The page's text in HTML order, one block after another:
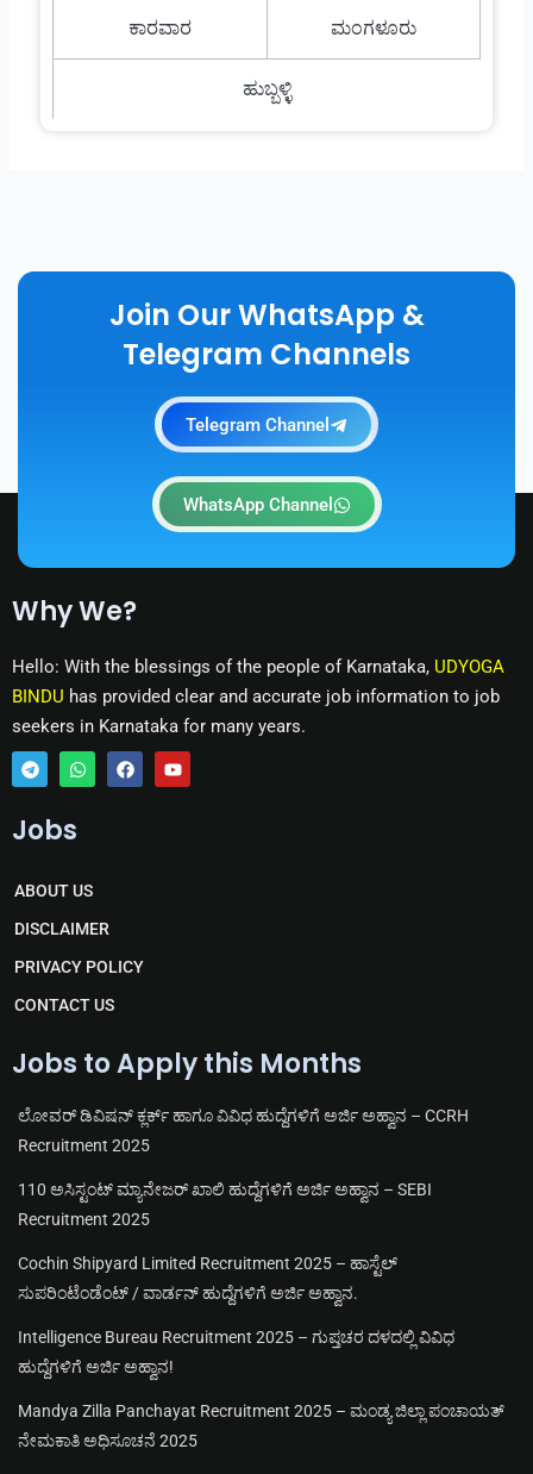
ಕಾರವಾರ ಮಂಗಳೂರು
ಹುಬ್ಬಳ್ಳಿ
Join Our WhatsApp &
Telegram Channels
Telegram Channel
WhatsApp Channel
Why We?
Hello: With the blessings of the people of Karnataka, UDYOGA
BINDU has provided clear and accurate job information to job
seekers in Karnataka for many years.
T
l
r
a
m
W
a
a
p
p
F Y
Jobs
ABOUT US
DISCLAIMER
PRIVACY POLICY
CONTACT US
Jobs to Apply this Months
ಲೋವರ್ ಡಿವಿಷನ್ ಕ್ಲರ್ಕ್ ಹಾಗೂ ವಿವಿಧ ಹುದ್ದೆಗಳಿಗೆ ಅರ್ಜಿ ಅಹ್ವಾನ – CCRH
Recruitment 2025
110 ಅಸಿಸ್ಟಂಟ್ ಮ್ಯಾನೇಜರ್ ಖಾಲಿ ಹುದ್ದೆಗಳಿಗೆ ಅರ್ಜಿ ಅಹ್ವಾನ – SEBI
Recruitment 2025
Cochin Shipyard Limited Recruitment 2025 – ಹಾಸ್ಟೆಲ್
ಸುಪರಿಂಟೆಂಡೆಂಟ್ / ವಾರ್ಡನ್ ಹುದ್ದೆಗಳಿಗೆ ಅರ್ಜಿ ಅಹ್ವಾನ.
Intelligence Bureau Recruitment 2025 – ಗುಪ್ತಚರ ದಳದಲ್ಲಿ ವಿವಿಧ
ಹುದ್ದೆಗಳಿಗೆ ಅರ್ಜಿ ಅಹ್ವಾನ!
Mandya Zilla Panchayat Recruitment 2025 – ಮಂಡ್ಯ ಜಿಲ್ಲಾ ಪಂಚಾಯತ್
ನೇಮಕಾತಿ ಅಧಿಸೂಚನೆ 2025